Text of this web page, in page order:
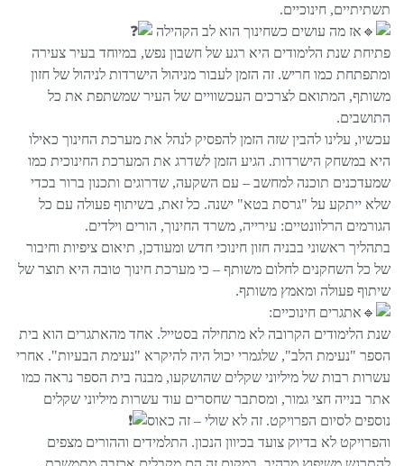
תשתיתיים, חינוכיים.
אז מה עושים כשחינוך הוא לב הקהילה
פתיחת שנת הלימודים היא רגע של חשבון נפש, במיוחד בעיר צעירה
ומתפתחת כמו חריש. זה הזמן לעבור מניהול הישרדות לניהול של חזון
משותף, המתואם לצרכים העכשוויים של העיר שמשתפת את כל
התושבים.
עכשיו, עלינו להבין שזה הזמן להפסיק לנהל את מערכת החינוך כאילו
היא במשחק הישרדות. הגיע הזמן לשדרג את המערכת החינוכית כמו
שמעדכנים תוכנה למחשב – עם השקעה, שדרוגים ותכנון ברור בכדי
שלא ייתקע על "גרסת בטא" ישנה. כל זאת, בשיתוף פעולה עם כל
הגורמים הרלוונטיים: עירייה, משרד החינוך, הורים וילדים.
בתהליך ראשוני בבניה חזון חינוכי חדש ומעודכן, תיאום ציפיות וחיבור
של כל השחקנים לחלום משותף – כי מערכת חינוך טובה היא תוצר של
שיתוף פעולה ומאמץ משותף.
אתגרים חינוכיים:
שנת הלימודים הקרובה לא מתחילה בסטייל. אחד מהאתגרים הוא בית
הספר "נעימת הלב", שלגמרי יכול היה להיקרא "נעימת הבעיות". אחרי
עשרות רבות של מיליוני שקלים שהושקעו, מבנה בית הספר נראה כמו
אתר בנייה חצי גמור, ומסתבר שחסרים עוד עשרות מיליוני שקלים
נוספים לסיום הפרויקט. זה לא שולי – זה כאוס
והפרויקט לא בדיוק צועד בכיוון הנכון. התלמידים וההורים מצפים